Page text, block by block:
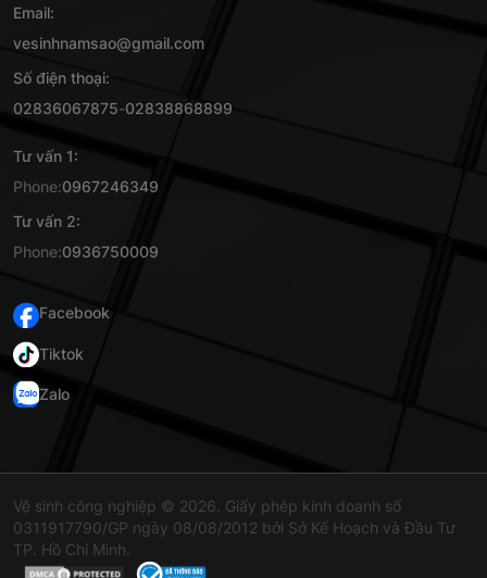
Email:
vesinhnamsao@gmail.com
Số điện thoại:
02836067875-02838868899
Tư vấn 1:
Phone:0967246349
Tư vấn 2:
Phone:0936750009
Facebook
Tiktok
Zalo
Vệ sinh công nghiệp © 2026. Giấy phép kinh doanh số
0311917790/GP ngày 08/08/2012 bởi Sở Kế Hoạch và Đầu Tư
TP. Hồ Chí Minh.